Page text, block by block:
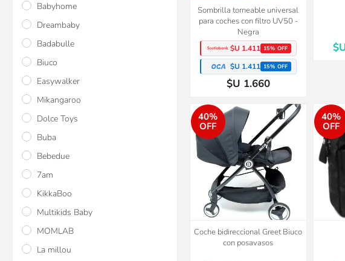
Sombrilla torneable universal
para coches con filtro UV50 -
Negra
$U 1.411 15% OFF
$U 1.411 15% OFF
$U 1.660
40%
OFF
Coche bidireccional Greet Biuco
con posavasos
40%
OFF
Babyhome
Dreambaby
Badabulle
Biuco
Easywalker
Mikangaroo
Dolce Toys
Buba
Bebedue
7am
KikkaBoo
Multikids Baby
MOMLAB
La millou